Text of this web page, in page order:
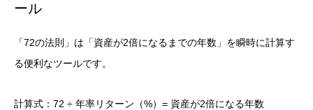
ール
「72の法則」は「資産が2倍になるまでの年数」を瞬時に計算す
る便利なツールです。
計算式：72 ÷ 年率リターン（%）= 資産が2倍になる年数